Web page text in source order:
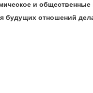
и общественные
отношений